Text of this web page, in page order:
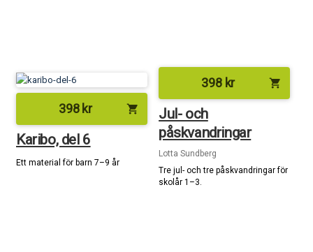
398kr shopping_cart
Karibo, del 6
Ett material för barn 7–9 år
398 kr shopping_cart
Jul- och
påskvandringar
Lotta Sundberg
Tre jul- och tre påskvandringar för
skolår 1–3.